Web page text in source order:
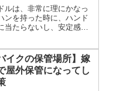
ルは、非常に理にかなっ
ンを持った時に、ハンド
当たらないし、安定感を
なる。
イクの保管場所】嫁
屋外保管になってし